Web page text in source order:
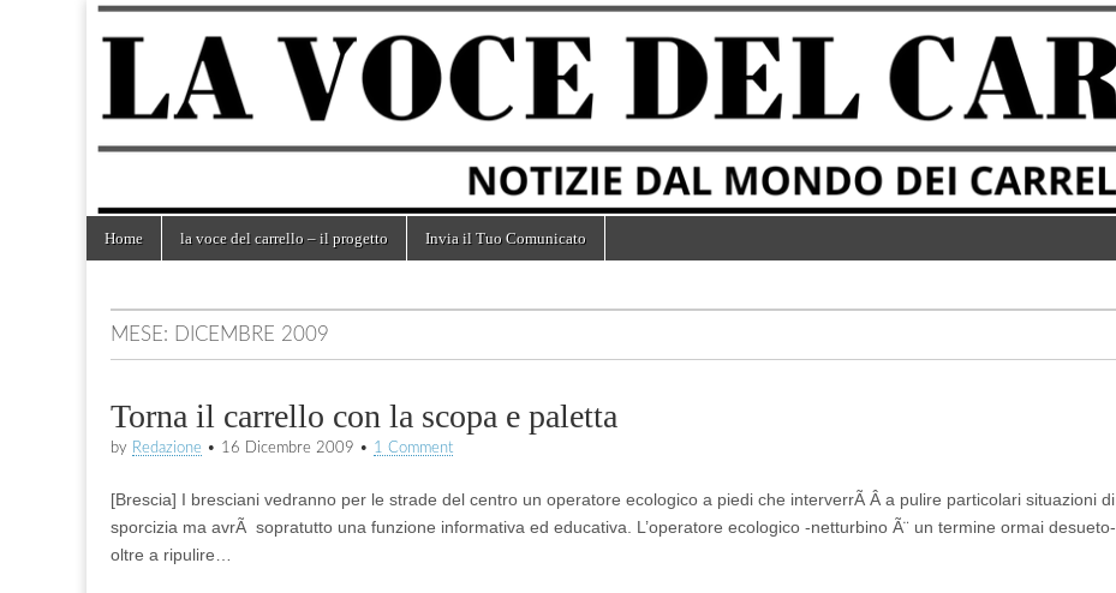
la voce
del
notizie
carrelli
Main
menu
Home la voce del carrello – il progetto Invia il Tuo Comunicato
MESE: DICEMBRE 2009
Torna il carrello con la scopa e paletta
by Redazione • 16 Dicembre 2009 • 1 Comment
[Brescia] I bresciani vedranno per le strade del centro un operatore ecologico a piedi che interverrÃ Â a pulire particolari situazioni di
sporcizia ma avrÃ sopratutto una funzione informativa ed educativa. L’operatore ecologico -netturbino Ã¨ un termine ormai desueto-
oltre a ripulire…